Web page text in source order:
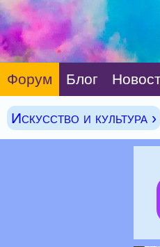
Форум Блог
Искусство и культура ›